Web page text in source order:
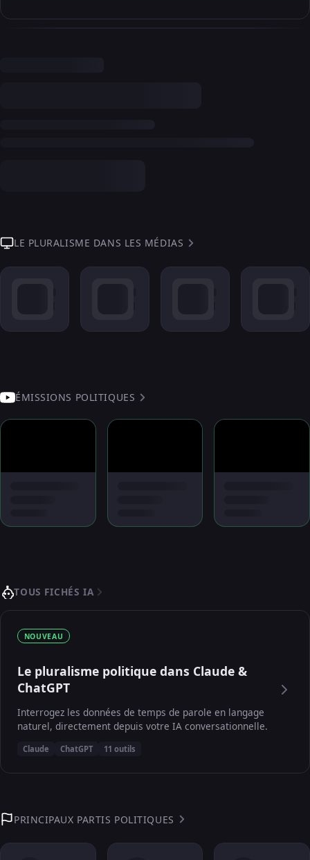
LE PLURALISME DANS LES MÉDIAS
ÉMISSIONS POLITIQUES
TOUS FICHÉS IA
NOUVEAU
Le pluralisme politique dans Claude &
ChatGPT
Interrogez les données de temps de parole en langage
naturel, directement depuis votre IA conversationnelle.
Claude ChatGPT 11 outils
PRINCIPAUX PARTIS POLITIQUES